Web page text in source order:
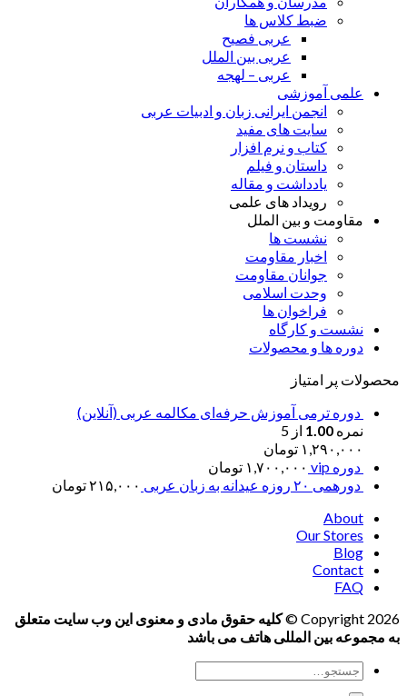
ضبط کلاس ها
عربی فصیح
عربی بین الملل
عربی – لهجه
علمی آموزشی
انجمن ایرانی زبان و ادبیات عربی
سایت های مفید
کتاب و نرم افزار
داستان و فیلم
یادداشت و مقاله
رویداد های علمی
مقاومت و بین الملل
نشست ها
اخبار مقاومت
جوانان مقاومت
وحدت اسلامی
فراخوان ها
نشست و کارگاه
دوره ها و محصولات
محصولات پر امتیاز
دوره ترمی آموزش حرفه‌ای مکالمه عربی (آنلاین)
نمره 1.00 از 5
۱,۲۹۰,۰۰۰ تومان
دوره vip
۱,۷۰۰,۰۰۰ تومان
دورهمی ۲۰ روزه عیدانه به زبان عربی
۲۱۵,۰۰۰تومان
About
Our Stores
Blog
Contact
FAQ
Copyright 2026 ©
کلیه حقوق مادی و معنوی این وب سایت متعلق
به مجموعه بین المللی هاتف می باشد
جستجو
برای: